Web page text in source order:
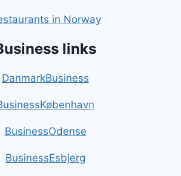
in Norway
links
DanmarkBusiness
BusinessOdense
BusinessEsbjerg